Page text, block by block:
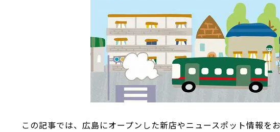
この記事では、広島にオープンした新店やニュースポット情報を